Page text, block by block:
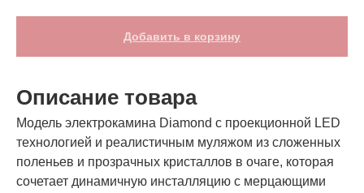
Добавить в корзину
Описание товара
Модель электрокамина Diamond с проекционной LED
технологией и реалистичным муляжом из сложенных
поленьев и прозрачных кристаллов в очаге, которая
сочетает динамичную инсталляцию с мерцающими